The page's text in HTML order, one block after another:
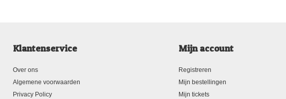
Klantenservice
Over ons
Algemene voorwaarden
Privacy Policy
Mijn account
Registreren
Mijn bestellingen
Mijn tickets